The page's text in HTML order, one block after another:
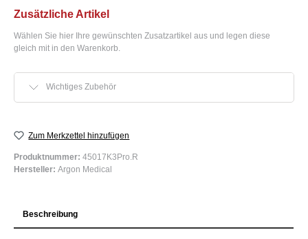
Zusätzliche Artikel
Wählen Sie hier Ihre gewünschten Zusatzartikel aus und legen diese
gleich mit in den Warenkorb.
Wichtiges Zubehör
Zum Merkzettel hinzufügen
Produktnummer: 45017K3Pro.R
Hersteller: Argon Medical
Beschreibung